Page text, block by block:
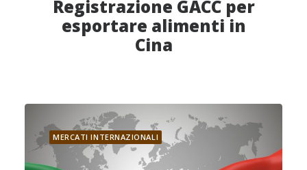
Registrazione GACC per
esportare alimenti in
Cina
MERCATI INTERNAZIONALI